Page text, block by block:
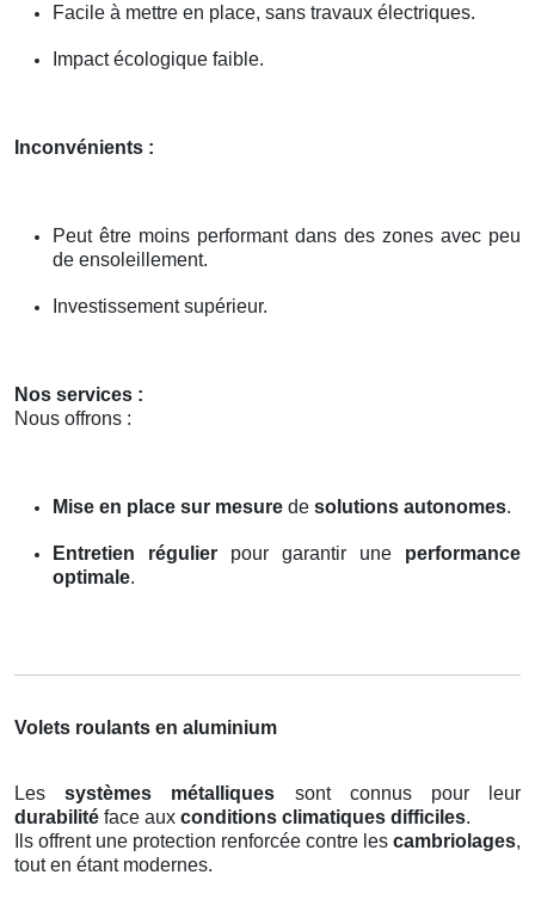
Facile à mettre en place, sans travaux électriques.
Impact écologique faible.
Inconvénients :
Peut être moins performant dans des zones avec peu
de ensoleillement.
Investissement supérieur.
Nos services :
Nous offrons :
Mise en place sur mesure de solutions autonomes.
Entretien régulier pour garantir une performance
optimale.
Volets roulants en aluminium
Lessystèmes métalliques sont connus pour leur
durabilité face aux conditions climatiques difficiles.
Ils offrent une protection renforcée contre les cambriolages,
tout en étant modernes.